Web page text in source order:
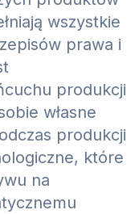
wszystkie
prawa i
produkcji
własne
produkcji
które
na